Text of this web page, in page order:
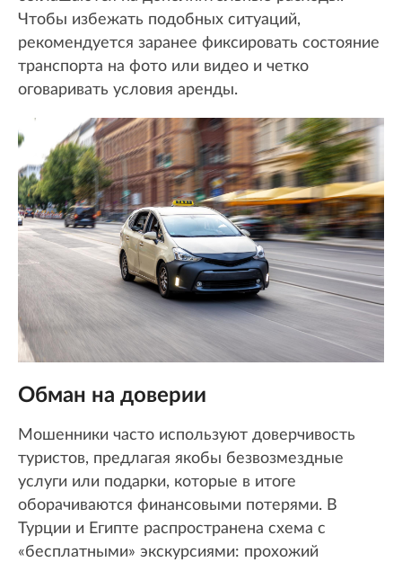
Чтобы избежать подобных ситуаций,
рекомендуется заранее фиксировать состояние
транспорта на фото или видео и четко
оговаривать условия аренды.
Обман на доверии
Мошенники часто используют доверчивость
туристов, предлагая якобы безвозмездные
услуги или подарки, которые в итоге
оборачиваются финансовыми потерями. В
Турции и Египте распространена схема с
«бесплатными» экскурсиями: прохожий